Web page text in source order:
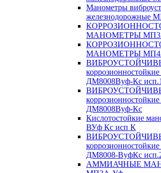
Манометры
железнодорожные
МАНОМЕТРЫ
МАНОМЕТРЫ
ДМ8008Вуф-Кс исп.1
ДМ8008Вуф-Кс
Кислотостойкие
ВУф Кс исп К
ДМ8008-ВуфКс
АММИАЧНЫЕ